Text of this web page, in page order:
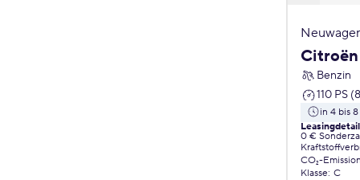
Benzin
110 PS
in 4 bis
0 €
CO₂-
Klasse: C